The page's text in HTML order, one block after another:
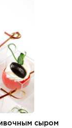
сыром